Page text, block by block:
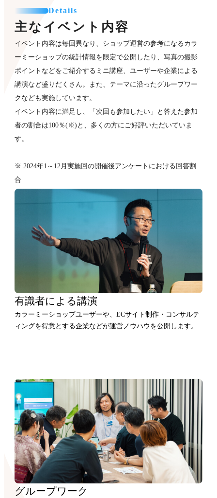
Details
主なイベント内容
イベント内容は毎回異なり、ショップ運営の参考になるカラ
ーミーショップの統計情報を限定で公開したり、写真の撮影
ポイントなどをご紹介するミニ講座、ユーザーや企業による
講演など盛りだくさん。また、テーマに沿ったグループワー
クなども​実施しています。
イベント内容に満足し、「次回も参加したい」と答えた参加
者の割合は100％(※)と、多くの方にご好評いただいていま
す。
※ 2024年1～12月実施回の開催後アンケートにおける回答割
合
有識者による講演
カラーミーショップユーザーや、ECサイト制作・コンサルテ
ィングを得意とする企業などが運営ノウハウを公開します。
グループワーク